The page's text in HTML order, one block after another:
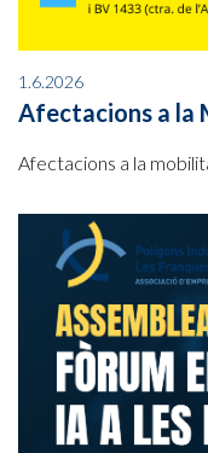
1.6.2026
Afectacions a la
Afectacions a la